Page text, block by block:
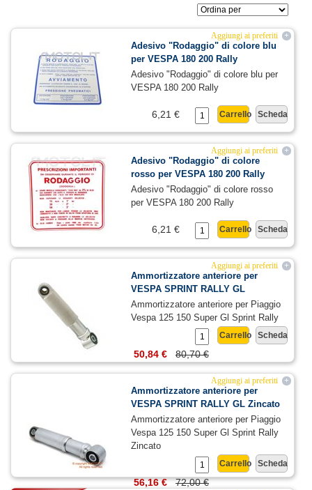
+
Aggiungi ai preferiti
Adesivo "Rodaggio" di colore blu
per VESPA 180 200 Rally
Adesivo "Rodaggio" di colore blu per
VESPA 180 200 Rally
Scheda
Carrello
6,21 €
+
Aggiungi ai preferiti
Adesivo "Rodaggio" di colore
rosso per VESPA 180 200 Rally
Adesivo "Rodaggio" di colore rosso
per VESPA 180 200 Rally
Scheda
Carrello
6,21 €
+
Aggiungi ai preferiti
Ammortizzatore anteriore per
VESPA SPRINT RALLY GL
Ammortizzatore anteriore per Piaggio
Vespa 125 150 Super Gl Sprint Rally
Scheda
Carrello
80,70 €
50,84 €
+
Aggiungi ai preferiti
Ammortizzatore anteriore per
VESPA SPRINT RALLY GL Zincato
Ammortizzatore anteriore per Piaggio
Vespa 125 150 Super Gl Sprint Rally
Zincato
Scheda
Carrello
72,00 €
56,16 €